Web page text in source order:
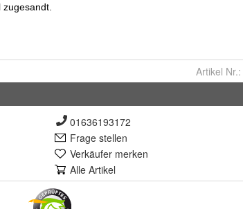
Artikel Nr.:
01636193172
Frage stellen
Verkäufer merken
Alle Artikel